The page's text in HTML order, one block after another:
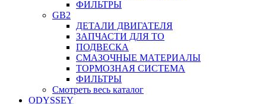
ФИЛЬТРЫ
GB2
ДЕТАЛИ ДВИГАТЕЛЯ
ЗАПЧАСТИ ДЛЯ ТО
ПОДВЕСКА
СМАЗОЧНЫЕ МАТЕРИАЛЫ
ТОРМОЗНАЯ СИСТЕМА
ФИЛЬТРЫ
Смотреть весь каталог
ODYSSEY